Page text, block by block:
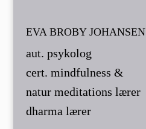
EVA BROBY JOHANSEN
aut. psykolog
cert. mindfulness &
natur meditations lærer
dharma lærer